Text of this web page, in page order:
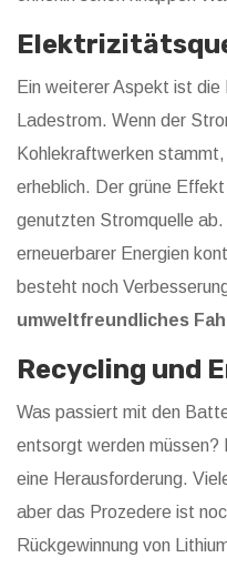
Ein weiterer Aspekt ist die
Ladestrom. Wenn der
Kohlekraftwerken
erheblich. Der grüne
genutzten Stromquelle
erneuerbarer Energien
besteht noch
umweltfreundliches
Recycling und
Was passiert mit den
entsorgt werden müssen?
eine Herausforderung.
aber das Prozedere ist
Rückgewinnung von